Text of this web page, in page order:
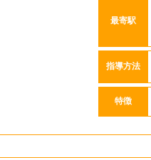
最寄駅
指導方法
特徴